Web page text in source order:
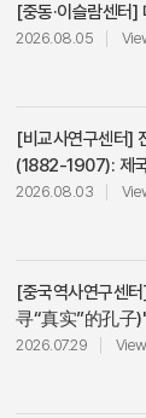
연구센터05월 29일
전투에서 청일전쟁
센터07월 02일(목)
과제”충남대 경상관
王广义 “중국 동북
국제학술 교류”아
특별강연] 孔勇(산동
터08월 21일(금
[중동·이슬람센터]
2026.08.05
[비교사연구센터]
(1882-1907): 제
2026.08.03
[중국역사연구센
寻“真实”的孔子
2026.07.29